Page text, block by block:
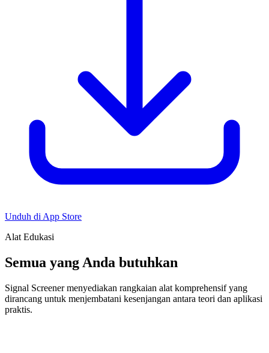
Unduh di App Store
Alat Edukasi
Semua yang Anda butuhkan
Signal Screener menyediakan rangkaian alat komprehensif yang
dirancang untuk menjembatani kesenjangan antara teori dan aplikasi
praktis.